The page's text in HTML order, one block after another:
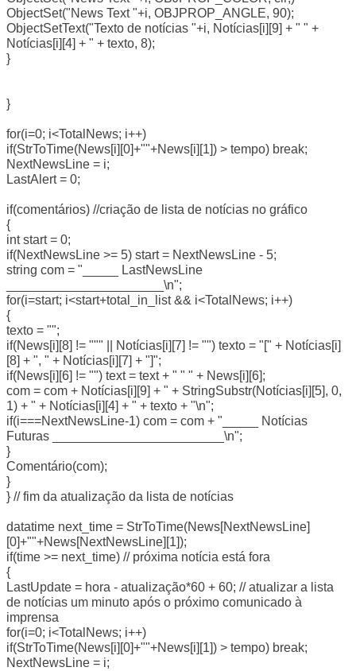
ObjectSet("News Text "+i, OBJPROP_ANGLE, 90);
ObjectSetText("Texto de notícias "+i, Notícias[i][9] + " " +
Notícias[i][4] + " + texto, 8);
}
}
for(i=0; i<TotalNews; i++)
if(StrToTime(News[i][0]+""+News[i][1]) > tempo) break;
NextNewsLine = i;
LastAlert = 0;
if(comentários) //criação de lista de notícias no gráfico
{
int start = 0;
if(NextNewsLine >= 5) start = NextNewsLine - 5;
string com = "_____ LastNewsLine
______________________\n";
for(i=start; i<start+total_in_list && i<TotalNews; i++)
{
texto = "";
if(News[i][8] != """ || Notícias[i][7] != "") texto = "[" + Notícias[i]
[8] + ", " + Notícias[i][7] + "]";
if(News[i][6] != "") text = text + " " " + News[i][6];
com = com + Notícias[i][9] + " + StringSubstr(Notícias[i][5], 0,
1) + " + Notícias[i][4] + " + texto + "\n";
if(i===NextNewsLine-1) com = com + "_____ Notícias
Futuras ________________________\n";
}
Comentário(com);
}
} // fim da atualização da lista de notícias
datatime next_time = StrToTime(News[NextNewsLine]
[0]+""+News[NextNewsLine][1]);
if(time >= next_time) // próxima notícia está fora
{
LastUpdate = hora - atualização*60 + 60; // atualizar a lista
de notícias um minuto após o próximo comunicado à
imprensa
for(i=0; i<TotalNews; i++)
if(StrToTime(News[i][0]+""+News[i][1]) > tempo) break;
NextNewsLine = i;